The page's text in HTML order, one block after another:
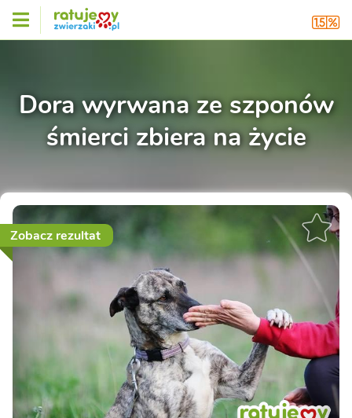
Dora wyrwana ze szponów
śmierci zbiera na życie
Zobacz rezultat